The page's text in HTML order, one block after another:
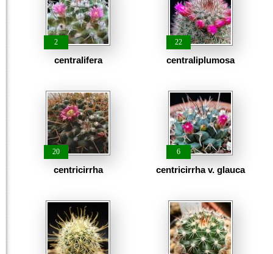
2
centralifera
22
centraliplumosa
20
centricirrha
6
centricirrha v. glauca